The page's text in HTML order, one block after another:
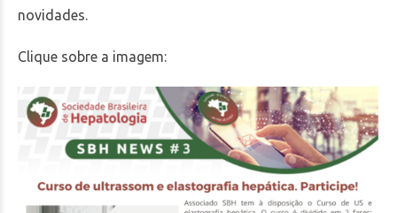
novidades.
Clique sobre a imagem: